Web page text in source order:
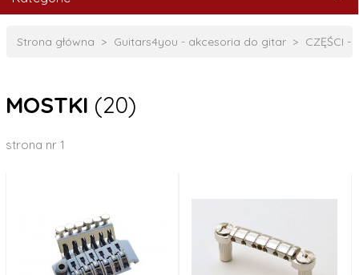
Strona główna Guitars4you - akcesoria do gitar CZĘŚCI -
MOSTKI (20)
strona nr 1